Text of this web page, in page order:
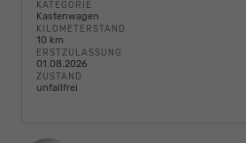
KATEGORIE
Kastenwagen
KILOMETERSTAND
10 km
ERSTZULASSUNG
01.08.2026
ZUSTAND
unfallfrei